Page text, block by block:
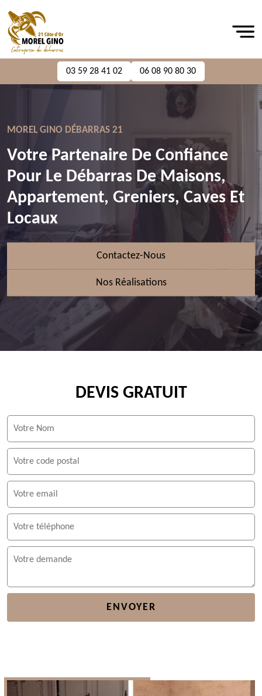
03 59 28 41 02 06 08 90 80 30
MOREL GINO DÉBARRAS 21
Votre Partenaire De Confiance
Pour Le Débarras De Maisons,
Appartement, Greniers, Caves Et
Locaux
Contactez-Nous
Nos Réalisations
DEVIS GRATUIT